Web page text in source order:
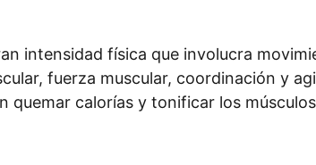
intensidad física que involucra
fuerza muscular, coordinación y
calorías y tonificar los